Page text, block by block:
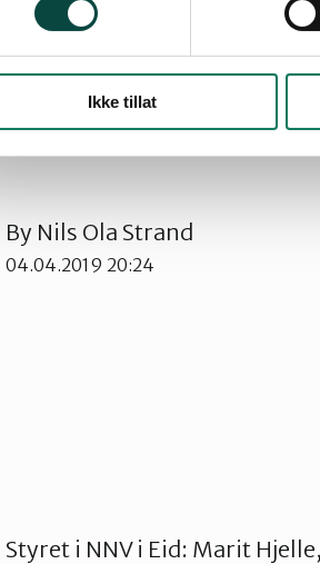
Ikke tillat
By Nils Ola Strand
04.04.2019 20:24
Styret i NNV i Eid: Marit